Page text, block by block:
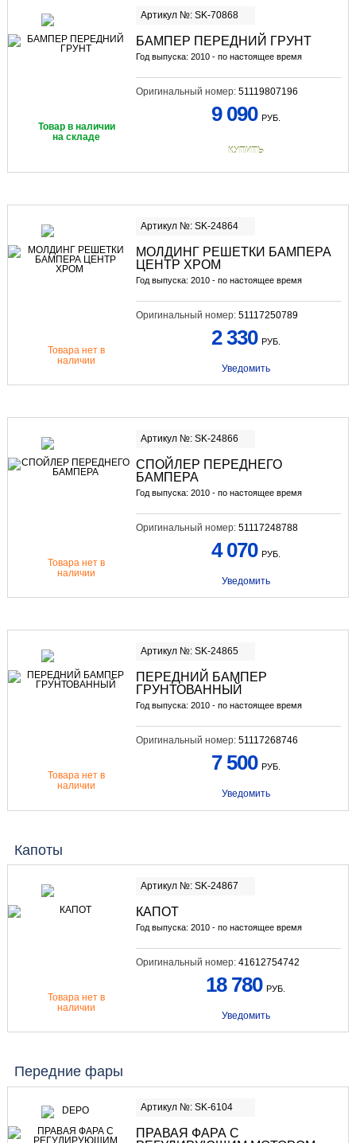
Артикул №: SK-70868
БАМПЕР ПЕРЕДНИЙ ГРУНТ
Год выпуска: 2010 - по настоящее время
Оригинальный номер: 51119807196
Товар в наличии
на складе
9 090 РУБ.
КУПИТЬ
Артикул №: SK-24864
МОЛДИНГ РЕШЕТКИ БАМПЕРА
ЦЕНТР ХРОМ
Год выпуска: 2010 - по настоящее время
Оригинальный номер: 51117250789
Товара нет в
наличии
2 330 РУБ.
Уведомить
Артикул №: SK-24866
СПОЙЛЕР ПЕРЕДНЕГО
БАМПЕРА
Год выпуска: 2010 - по настоящее время
Оригинальный номер: 51117248788
Товара нет в
наличии
4 070 РУБ.
Уведомить
Артикул №: SK-24865
ПЕРЕДНИЙ БАМПЕР
ГРУНТОВАННЫЙ
Год выпуска: 2010 - по настоящее время
Оригинальный номер: 51117268746
Товара нет в
наличии
7 500 РУБ.
Уведомить
Капоты
Артикул №: SK-24867
КАПОТ
Год выпуска: 2010 - по настоящее время
Оригинальный номер: 41612754742
Товара нет в
наличии
18 780 РУБ.
Уведомить
Передние фары
Артикул №: SK-6104
ПРАВАЯ ФАРА С